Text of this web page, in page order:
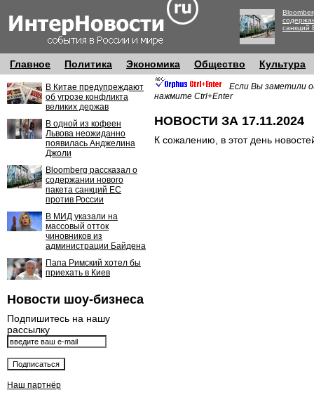
санкций
Главное Политика Экономика Общество Культура
В Китае предупреждают
об угрозе конфликта
великих держав
В одной из кофеен
Львова неожиданно
появилась Анджелина
Джоли
Bloomberg рассказал о
содержании нового
пакета санкций ЕС
против России
В МИД указали на
массовый отток
чиновников из
администрации Байдена
Папа Римский хотел бы
приехать в Киев
Новости шоу-бизнеса
Подпишитесь на нашу
рассылку
Наш партнёр
Если Вы заметили
нажмите Ctrl+Enter
НОВОСТИ ЗА 17.11.2024
К сожалению, в этот день